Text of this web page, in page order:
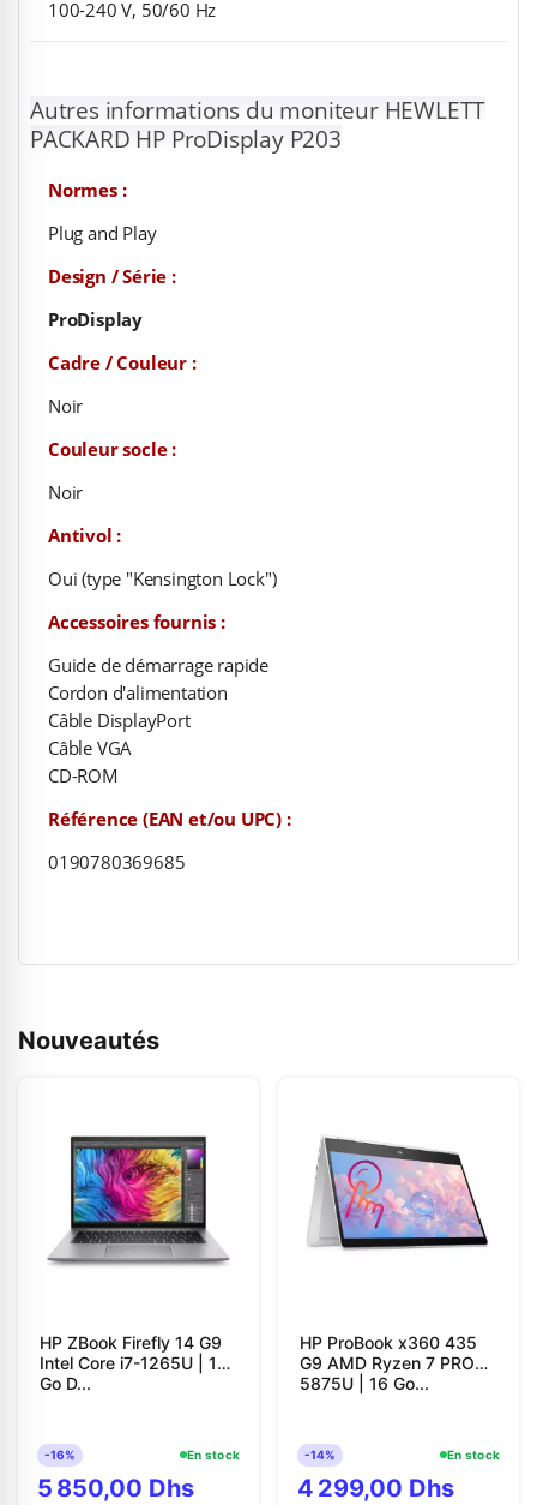
100-240 V, 50/60 Hz
Autres informations du moniteur HEWLETT
PACKARD HP ProDisplay P203
Normes :
Plug and Play
Design / Série :
ProDisplay
Cadre / Couleur :
Noir
Couleur socle :
Noir
Antivol :
Oui (type "Kensington Lock")
Accessoires fournis :
Guide de démarrage rapide
Cordon d'alimentation
Câble DisplayPort
Câble VGA
CD-ROM
Référence (EAN et/ou UPC) :
0190780369685
Nouveautés
HP ZBook Firefly 14 G9
Intel Core i7-1265U | 16
Go D...
-16% En stock
5 850,00 Dhs
HP ProBook x360 435
G9 AMD Ryzen 7 PRO
5875U | 16 Go...
-14% En stock
4 299,00 Dhs